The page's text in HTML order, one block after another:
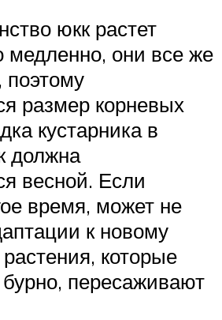
юкк растет
медленно, они все же
поэтому
размер корневых
кустарника в
должна
весной. Если
время, может не
к новому
которые
пересаживают